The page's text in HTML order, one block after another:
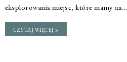
eksplorowania miejsc, które mamy na...
CZYTAJ WIĘCEJ »